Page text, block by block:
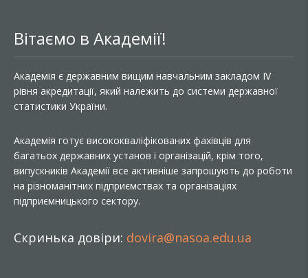
Вітаємо в Академії!
Академія є державним вищим навчальним закладом IV
рівня акредитації, який належить до системи державної
статистики України.
Академія готує висококваліфікованих фахівців для
багатьох державних установ і організацій, крім того,
випускників Академії все активніше запрошують до роботи
на різноманітних підприємствах та організаціях
підприємницького сектору.
Скринька довіри: dovira@nasoa.edu.ua